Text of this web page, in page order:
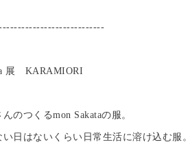
展 KARAMIORI
のつくるmon Sakataの服。
日はないくらい日常生活に溶け込む服。